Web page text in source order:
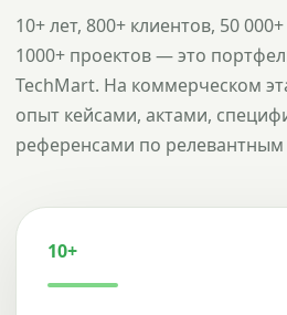
10+ лет, 800+ клиентов, 50
1000+ проектов — это
TechMart. На коммерческом
опыт кейсами, актами,
референсами по
10+